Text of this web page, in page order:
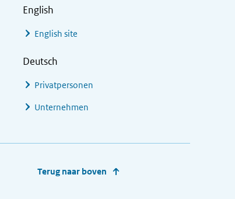
English
English site
Deutsch
Privatpersonen
Unternehmen
Terug naar boven